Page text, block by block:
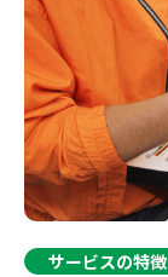
サービスの特徴